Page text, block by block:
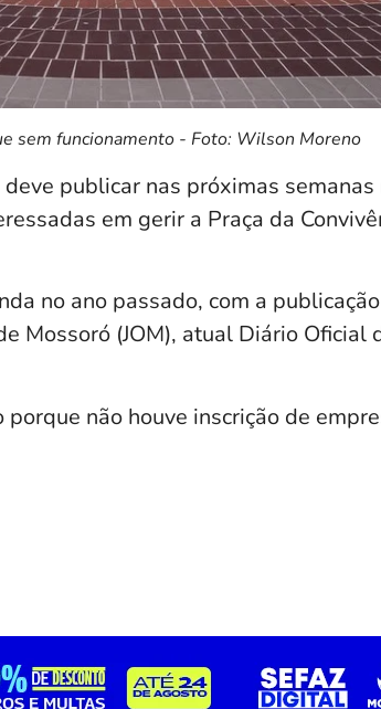
sem funcionamento - Foto: Wilson Moreno
publicar nas próximas semanas
em gerir a Praça da
no ano passado, com a
Mossoró (JOM), atual Diário Oficial
não houve inscrição de